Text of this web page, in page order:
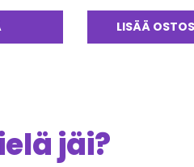
LISÄÄ
jäi?